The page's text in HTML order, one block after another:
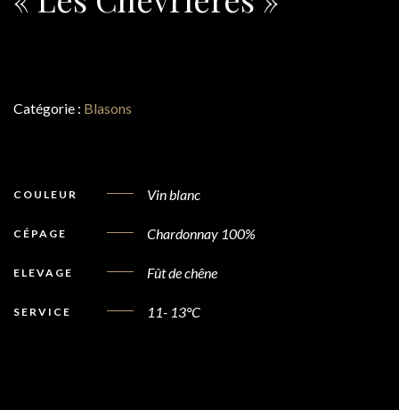
Catégorie : Blasons
COULEUR Vin blanc
CÉPAGE Chardonnay 100%
ELEVAGE Fût de chêne
SERVICE 11- 13°C